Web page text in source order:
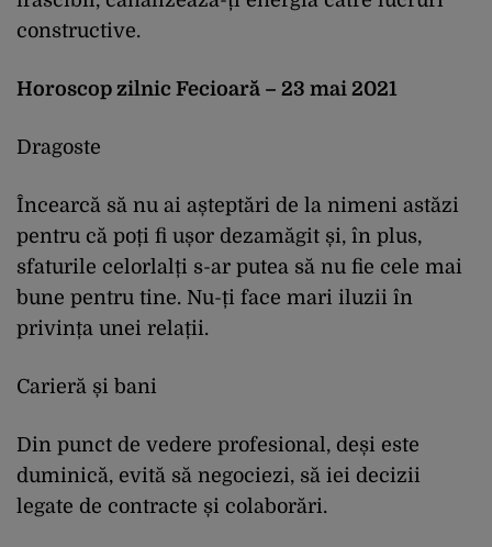
constructive.
Horoscop zilnic Fecioară – 23 mai 2021
Dragoste
Încearcă să nu ai așteptări de la nimeni astăzi
pentru că poți fi ușor dezamăgit și, în plus,
sfaturile celorlalți s-ar putea să nu fie cele mai
bune pentru tine. Nu-ți face mari iluzii în
privința unei relații.
Carieră și bani
Din punct de vedere profesional, deși este
duminică, evită să negociezi, să iei decizii
legate de contracte și colaborări.